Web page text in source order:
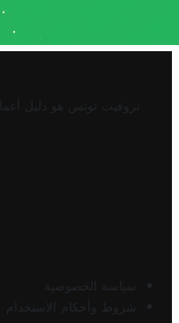
تروفيت تونس هو دليل
سياسة الخصوصية
شروط وأحكام الاستخدام